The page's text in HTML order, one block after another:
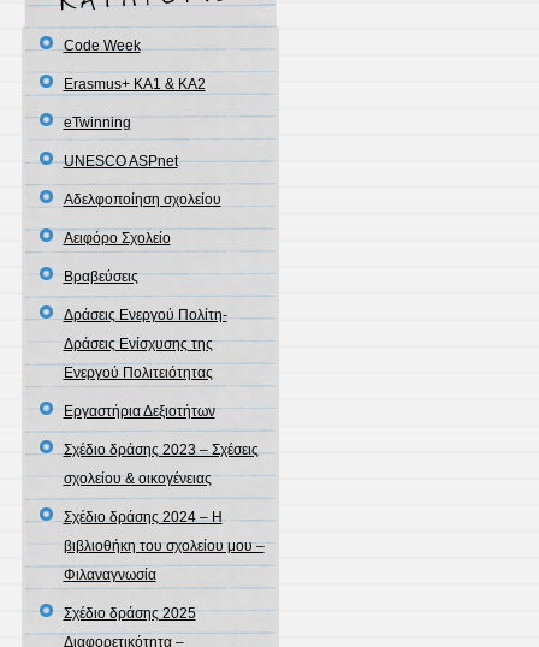
Code Week
Erasmus+ KA1 & ΚΑ2
eTwinning
UNESCO ASPnet
Αδελφοποίηση σχολείου
Αειφόρο Σχολείο
Βραβεύσεις
Δράσεις Ενεργού Πολίτη-
Δράσεις Ενίσχυσης της
Ενεργού Πολιτειότητας
Εργαστήρια Δεξιοτήτων
Σχέδιο δράσης 2023 – Σχέσεις
σχολείου & οικογένειας
Σχέδιο δράσης 2024 – Η
βιβλιοθήκη του σχολείου μου –
Φιλαναγνωσία
Σχέδιο δράσης 2025
Διαφορετικότητα –